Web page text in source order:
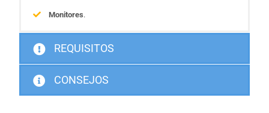
Monitores.
REQUISITOS
CONSEJOS